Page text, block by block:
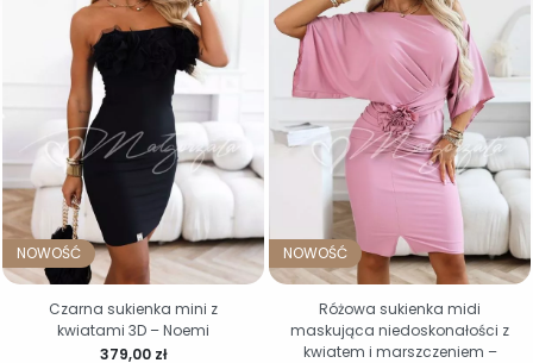
NOWOŚĆ
Cena
379,00 zł
Czarna sukienka mini z
kwiatami 3D – Noemi
NOWOŚĆ
Różowa sukienka midi
maskująca niedoskonałości z
kwiatem i marszczeniem –